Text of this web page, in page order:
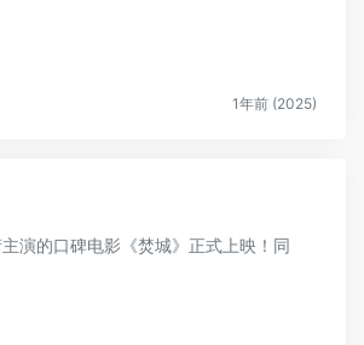
1年前 (2025)
演的口碑电影《焚城》正式上映！同